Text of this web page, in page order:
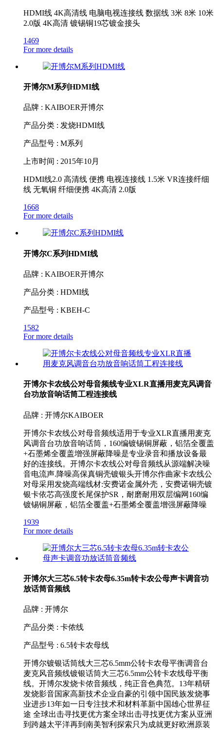
HDMI线 4K高清线 电脑电视连接线 数据线 3米 8米 10米
2.0版 4K高清 镀锡铜19芯镀金接头
1469
For more details
开博尔M系列HDMI线
品牌 : KAIBOER开博尔
产品分类 : 发烧HDMI线
产品型号 : M系列
上市时间 : 2015年10月
HDMI线2.0 高清线 便携 电视连接线 1.5米 VR连接纤细
线 无氧铜 纤细便携 4K高清 2.0版
1668
For more details
开博尔C系列HDMI线
品牌 : KAIBOER开博尔
产品分类 : HDMI线
产品型号 : KBEH-C
1582
For more details
开博尔卡农线公对母音频线专业XLR直播用麦克风调音
台功放音响话筒工程连接线
品牌 : 开博尔KAIBOER
开博尔卡农线公对母音频线适用于专业XLR直播用麦克
风调音台功放音响话筒，160编镀锡铜屏蔽，铝箔全覆盖
+石墨烯全覆盖增强屏蔽降噪是专业录音和播放设备最
好的连接线。开博尔卡农线公对母音频线从源端解决噪
音电流声.降噪高保真铜壳镀银头开博尔作曲家卡农线公
对母采用发烧高端线材:安费诺金属外壳，安费诺铜壳镀
银卡依芯高强度长尾保护SR，耐磨耐用双层编网160编
镀锡铜屏蔽，铝箔全覆盖+石墨烯全覆盖增强屏蔽降噪
1939
For more details
开博尔大三芯6.5转卡农母6.35m转卡农公母声卡调音功
放话筒音频线
品牌 : 开博尔
产品分类 : 卡侬线
产品型号 : 6.5转卡农母线
开博尔镀银话筒线大三芯6.5mm公转卡农母平衡调音台
麦克风音频线镀银话筒大三芯6.5mm公转卡农线母平衡
线。开博尔发烧卡侬音频线，纯正音色典范。13年精研
发烧影音国家高新技术企业自豪的引领中国民族发烧事
业进步13年如一日专注技术和材料革新中国雄心世界征
途 全球出击寻找更优方案全球出击寻找更优方案从亚洲
到跨越太平洋再到南美智利探索只为成就更好欧洲原装